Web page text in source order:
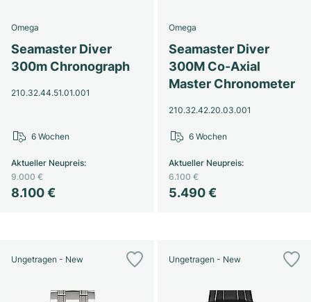
Omega
Seamaster Diver
300m Chronograph
210.32.44.51.01.001
8.100 €
Aktueller Neupreis:
9.000 €
6 Wochen
Omega
Seamaster Diver
300M Co-Axial
Master Chronometer
210.32.42.20.03.001
5.490 €
Aktueller Neupreis:
6.100 €
6 Wochen
Ungetragen - New Ungetragen - New